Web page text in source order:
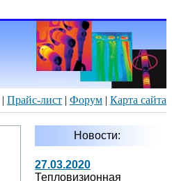
| Прайс-лист | Форум | Карта сайта
Новости:
27.03.2020
Тепловизионная